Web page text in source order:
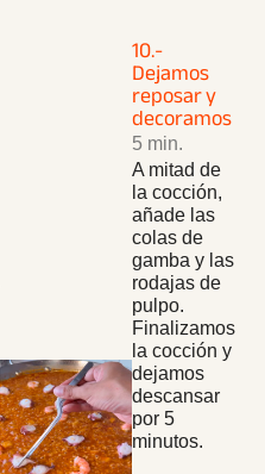
10.-
Dejamos
reposar y
decoramos
5 min.
A mitad de
la cocción,
añade las
colas de
gamba y las
rodajas de
pulpo.
Finalizamos
la cocción y
dejamos
descansar
por 5
minutos.